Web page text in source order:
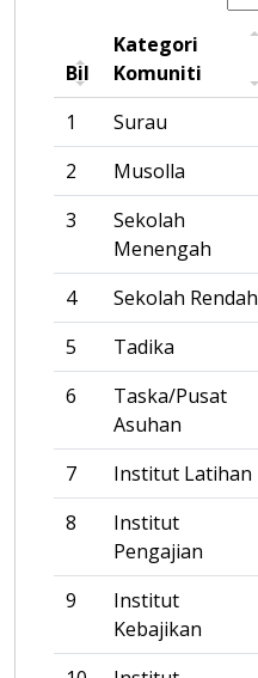
Bil
Kategori
Komuniti
1
Surau
2
Musolla
3
Sekolah
Menengah
4 Sekolah Rendah
5
Tadika
6
Taska/Pusat
Asuhan
7 Institut Latihan
8
Institut
Pengajian
9
Institut
Kebajikan